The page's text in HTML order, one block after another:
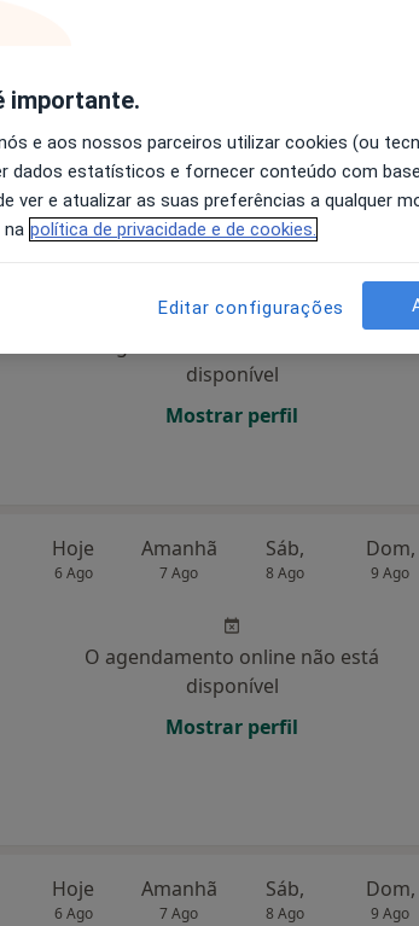
Hoje Amanhã Sáb,
disponível
Mostrar perfil
Hoje
6 Ago
Amanhã
7 Ago
Sáb,
8 Ago
Dom,
9 Ago
O agendamento online não está
disponível
Mostrar perfil
Hoje
6 Ago
Amanhã
7 Ago
Sáb,
8 Ago
Dom,
9 Ago
importante.
e aos nossos parceiros utilizar cookies (ou
dados estatísticos e fornecer conteúdo com
ver e atualizar as suas preferências a qualquer
na política de privacidade e de cookies.
Editar configurações